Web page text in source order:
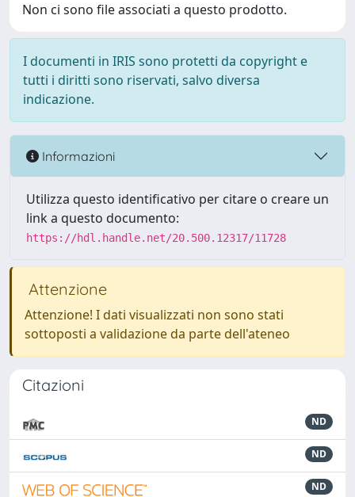
Non ci sono file associati a questo prodotto.
I documenti in IRIS sono protetti da copyright e
tutti i diritti sono riservati, salvo diversa
indicazione.
Informazioni
Utilizza questo identificativo per citare o creare un
link a questo documento:
https://hdl.handle.net/20.500.12317/11728
Attenzione
Attenzione! I dati visualizzati non sono stati
sottoposti a validazione da parte dell'ateneo
Citazioni
ND
ND
ND